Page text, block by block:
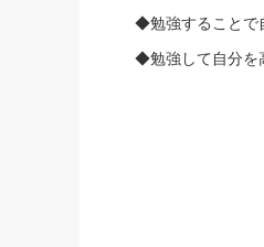
◆勉強することで
◆勉強して自分を